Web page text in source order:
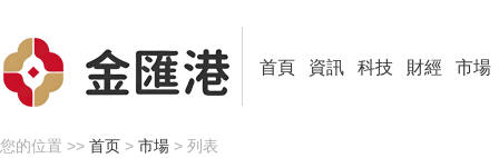
首頁 資訊 科技 財經 市場
您的位置 >> 首页 > 市場 > 列表